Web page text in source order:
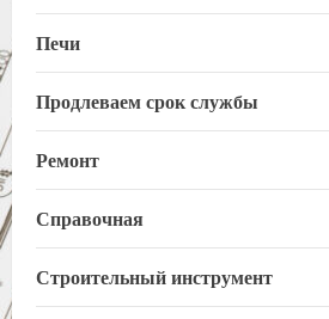
Печи
Продлеваем срок службы
Ремонт
Справочная
Строительный инструмент